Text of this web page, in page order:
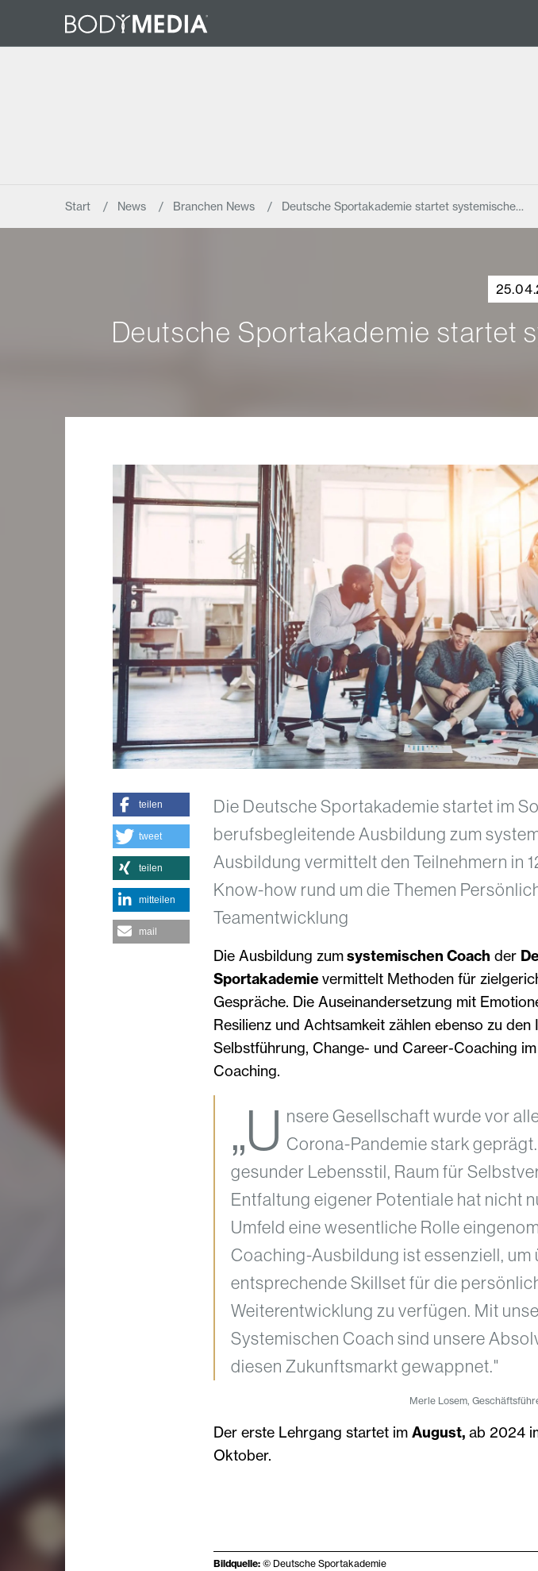
Start News Branchen News Deutsche Sportakademie startet systemische…
Deutsche Sportakademie startet
Die Deutsche Sportakademie startet im
berufsbegleitende Ausbildung zum
Ausbildung vermittelt den Teilnehmern in
Know-how rund um die Themen
Teamentwicklung
Die Ausbildung zumsystemischen Coach der
Sportakademievermittelt Methoden für
Gespräche. Die Auseinandersetzung mit
Resilienz und Achtsamkeit zählen ebenso zu den
Selbstführung, Change- und Career-Coaching
Coaching.
„U nsere Gesellschaft wurde vor
Corona-Pandemie stark
gesunder Lebensstil, Raum für
Entfaltung eigener Potentiale hat nicht
Umfeld eine wesentliche Rolle
Coaching-Ausbildung ist essenziell, um
entsprechende Skillset für die
Weiterentwicklung zu verfügen. Mit
Systemischen Coach sind unsere
diesen Zukunftsmarkt gewappnet."
Merle Losem,
Der erste Lehrgang startet im August, ab 2024
Oktober.
Bildquelle:© Deutsche Sportakademie
teilen
tweet
teilen
mitteilen
mail